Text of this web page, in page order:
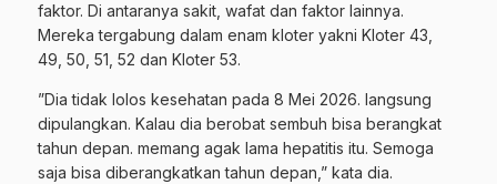
faktor. Di antaranya sakit, wafat dan faktor lainnya.
Mereka tergabung dalam enam kloter yakni Kloter 43,
49, 50, 51, 52 dan Kloter 53.
”Dia tidak lolos kesehatan pada 8 Mei 2026. langsung
dipulangkan. Kalau dia berobat sembuh bisa berangkat
tahun depan. memang agak lama hepatitis itu. Semoga
saja bisa diberangkatkan tahun depan,” kata dia.